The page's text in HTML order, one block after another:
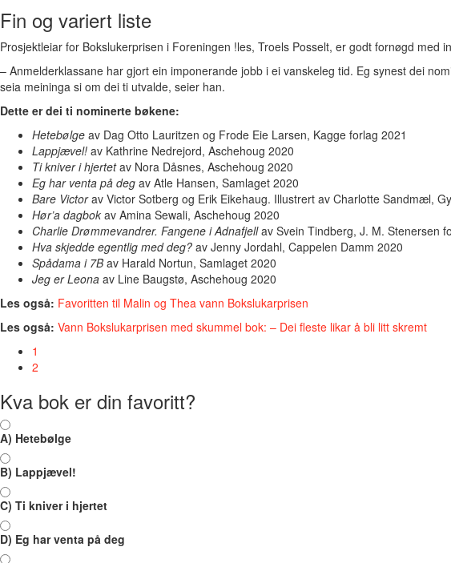
Fin og variert liste
Prosjektleiar for Bokslukerprisen i Foreningen !les, Troels Posselt, er godt fornøgd
– Anmelderklassane har gjort ein imponerande jobb i ei vanskeleg tid. Eg synest dei
seia meininga si om dei ti utvalde, seier han.
Dette er dei ti nominerte bøkene:
Hetebølge av Dag Otto Lauritzen og Frode Eie Larsen, Kagge forlag 2021
Lappjævel! av Kathrine Nedrejord, Aschehoug 2020
Ti kniver i hjertetav Nora Dåsnes, Aschehoug 2020
Eg har venta på deg av Atle Hansen, Samlaget 2020
Bare Victorav Victor Sotberg og Erik Eikehaug. Illustrert av Charlotte Sandmæl,
Hør’a dagbok av Amina Sewali, Aschehoug 2020
Charlie Drømmevandrer. Fangene i Adnafjellav Svein Tindberg, J. M. Stenersen
Hva skjedde egentlig med deg? av Jenny Jordahl, Cappelen Damm 2020
Spådama i 7Bav Harald Nortun, Samlaget 2020
Jeg er Leona av Line Baugstø, Aschehoug 2020
Les også: Favoritten til Malin og Thea vann Bokslukarprisen
Les også: Vann Bokslukarprisen med skummel bok: – Dei fleste likar å bli litt skremt
1
2
Kva bok er din favoritt?
A) Hetebølge
B) Lappjævel!
C) Ti kniver i hjertet
D) Eg har venta på deg